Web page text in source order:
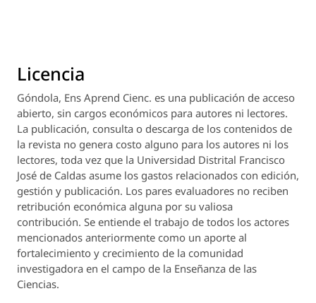
Licencia
Góndola, Ens Aprend Cienc. es una publicación de acceso
abierto, sin cargos económicos para autores ni lectores.
La publicación, consulta o descarga de los contenidos de
la revista no genera costo alguno para los autores ni los
lectores, toda vez que la Universidad Distrital Francisco
José de Caldas asume los gastos relacionados con edición,
gestión y publicación. Los pares evaluadores no reciben
retribución económica alguna por su valiosa
contribución. Se entiende el trabajo de todos los actores
mencionados anteriormente como un aporte al
fortalecimiento y crecimiento de la comunidad
investigadora en el campo de la Enseñanza de las
Ciencias.